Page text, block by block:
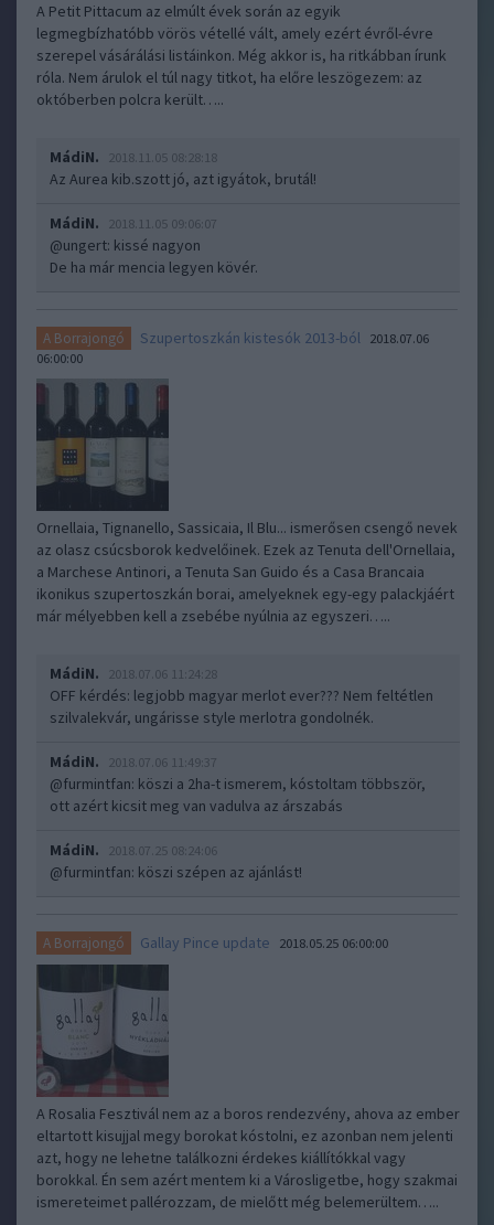
A Petit Pittacum az elmúlt évek során az egyik
legmegbízhatóbb vörös vétellé vált, amely ezért évről-évre
szerepel vásárálási listáinkon. Még akkor is, ha ritkábban írunk
róla. Nem árulok el túl nagy titkot, ha előre leszögezem: az
októberben polcra került…..
MádiN. 2018.11.05 08:28:18
Az Aurea kib.szott jó, azt igyátok, brutál!
MádiN. 2018.11.05 09:06:07
@ungert: kissé nagyon
De ha már mencia legyen kövér.
A Borrajongó Szupertoszkán kistesók 2013-ból 2018.07.06
06:00:00
Ornellaia, Tignanello, Sassicaia, Il Blu... ismerősen csengő nevek
az olasz csúcsborok kedvelőinek. Ezek az Tenuta dell'Ornellaia,
a Marchese Antinori, a Tenuta San Guido és a Casa Brancaia
ikonikus szupertoszkán borai, amelyeknek egy-egy palackjáért
már mélyebben kell a zsebébe nyúlnia az egyszeri…..
MádiN. 2018.07.06 11:24:28
OFF kérdés: legjobb magyar merlot ever??? Nem feltétlen
szilvalekvár, ungárisse style merlotra gondolnék.
MádiN. 2018.07.06 11:49:37
@furmintfan: köszi a 2ha-t ismerem, kóstoltam többször,
ott azért kicsit meg van vadulva az árszabás
MádiN. 2018.07.25 08:24:06
@furmintfan: köszi szépen az ajánlást!
A Borrajongó Gallay Pince update 2018.05.25 06:00:00
A Rosalia Fesztivál nem az a boros rendezvény, ahova az ember
eltartott kisujjal megy borokat kóstolni, ez azonban nem jelenti
azt, hogy ne lehetne találkozni érdekes kiállítókkal vagy
borokkal. Én sem azért mentem ki a Városligetbe, hogy szakmai
ismereteimet pallérozzam, de mielőtt még belemerültem…..